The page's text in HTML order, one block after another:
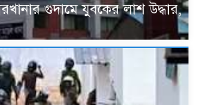
গুদামে যুবকের লাশ উদ্ধার,